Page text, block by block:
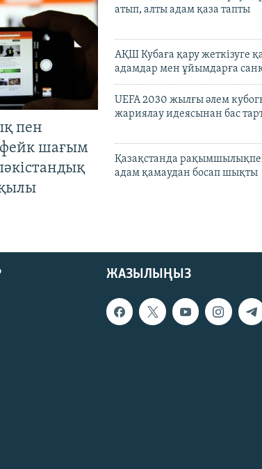
пен
шағым
атып, алты адам қаза тапты
АҚШ Кубаға қару жеткізуге
адамдар мен ұйымдарға
UEFA 2030 жылғы әлем
жариялау идеясынан бас
Қазақстанда
адам қамаудан босап шықты
ЖАЗЫЛЫҢЫЗ